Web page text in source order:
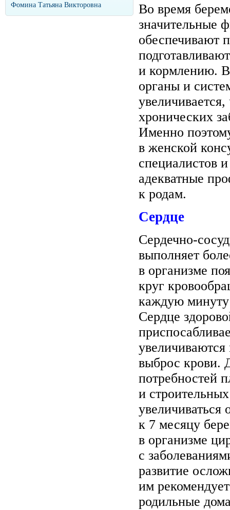
Фомина Татьяна Викторовна
Во время
значительные
обеспечивают
и кормлению. В
органы и
хронических
Именно
в женской
специалистов
адекватные
к родам.
Сердце
Сердечно-
выполняет
в организме
круг
каждую минуту
Сердце
выброс крови.
потребностей
и
увеличиваться
к 7 месяцу
в организме
с
развитие
им
родильные